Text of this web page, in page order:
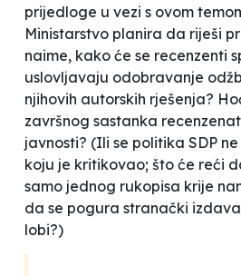
prijedloge u vezi s ovom
Ministarstvo planira da riješi
naime, kako će se recenzenti
uslovljavaju odobravanje
njihovih autorskih rješenja?
završnog sastanka
javnosti? (Ili se politika SDP
koju je kritikovao; što će reći
samo jednog rukopisa krije
da se pogura stranački
lobi?)